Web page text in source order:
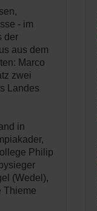
- im
der
aus dem
Marco
zwei
Landes
in
Philip
(Wedel),
Thieme